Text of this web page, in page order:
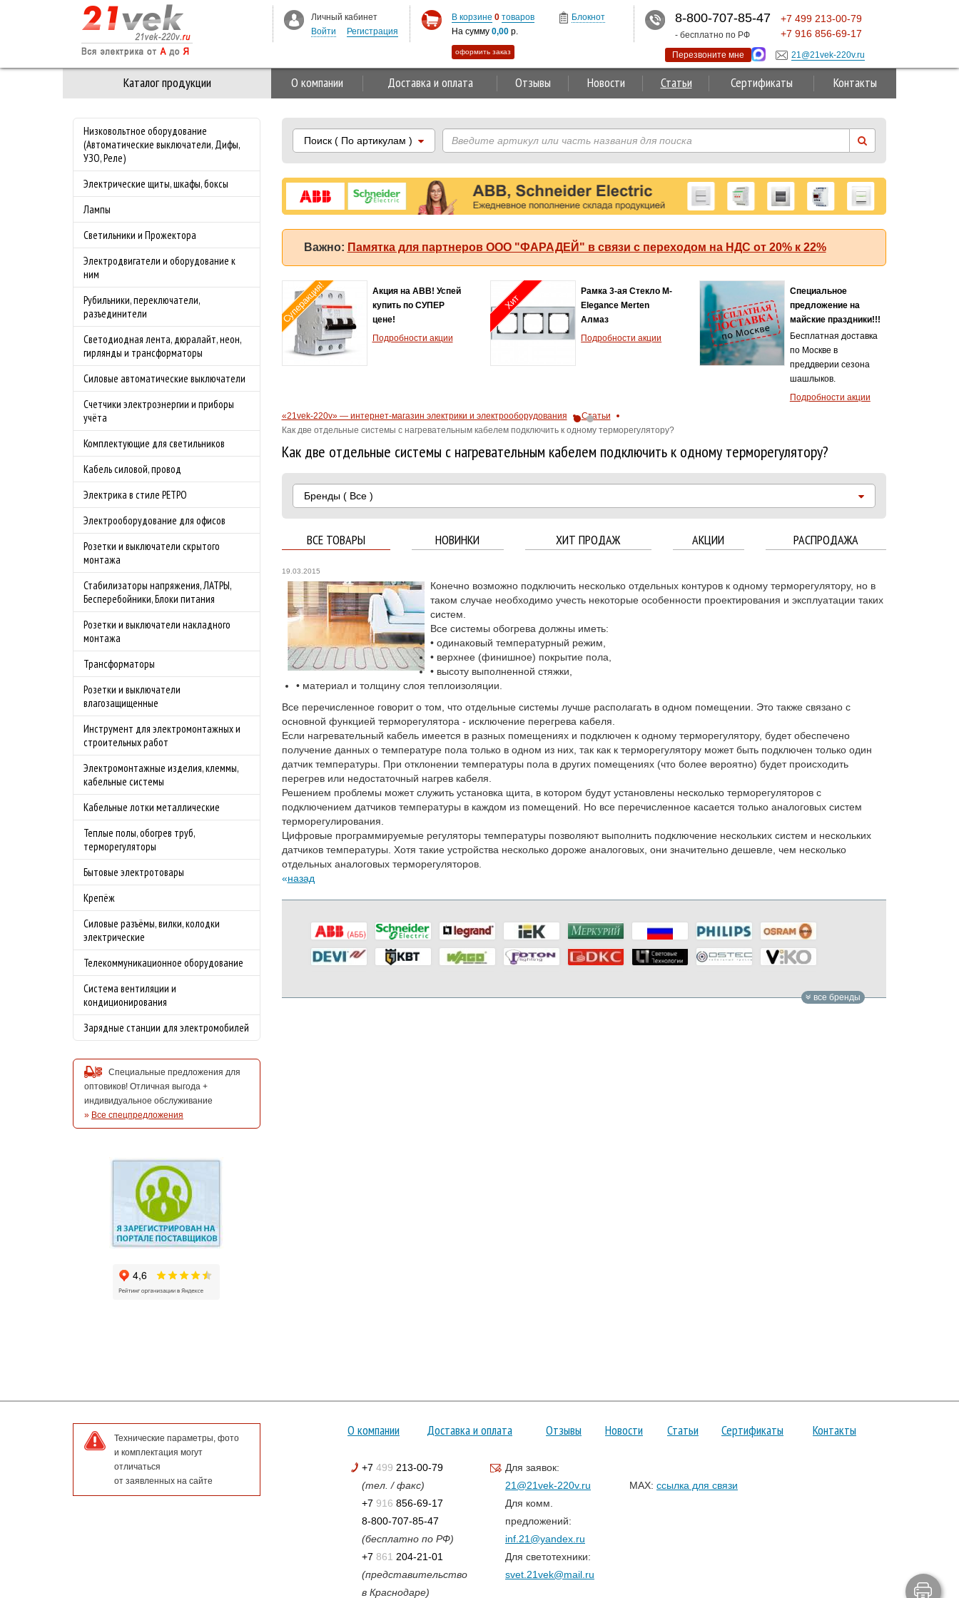
Каталог продукции О компании Доставка и оплата Отзывы Новости Статьи Сертификаты Контакты
Низковольтное оборудование
(Автоматические выключатели, Дифы,
УЗО, Реле)
Электрические щиты, шкафы, боксы
Лампы
Светильники и Прожектора
Электродвигатели и оборудование к
ним
Рубильники, переключатели,
разъединители
Светодиодная лента, дюралайт, неон,
гирлянды и трансформаторы
Силовые автоматические выключатели
Счетчики электроэнергии и приборы
учёта
Комплектующие для светильников
Кабель силовой, провод
Электрика в стиле РЕТРО
Электрооборудование для офисов
Розетки и выключатели скрытого
монтажа
Стабилизаторы напряжения, ЛАТРЫ,
Бесперебойники, Блоки питания
Розетки и выключатели накладного
монтажа
Трансформаторы
Розетки и выключатели
влагозащищенные
Инструмент для электромонтажных и
строительных работ
Электромонтажные изделия, клеммы,
кабельные системы
Кабельные лотки металлические
Теплые полы, обогрев труб,
терморегуляторы
Бытовые электротовары
Крепёж
Силовые разъёмы, вилки, колодки
электрические
Телекоммуникационное оборудование
Система вентиляции и
кондиционирования
Зарядные станции для электромобилей
Специальные предложения для
оптовиков! Отличная выгода +
индивидуальное обслуживание
» Все спецпредложения
Поиск( По артикулам )
Важно: Памятка для партнеров ООО "ФАРАДЕЙ" в связи с переходом на НДС от 20% к 22%
Суперакция!
Акция на ABB! Успей
купить по СУПЕР
цене!
Подробности акции
Хит
Рамка 3-ая Стекло M-
Elegance Merten
Алмаз
Подробности акции
Специальное
предложение на
майские праздники!!!
Бесплатная доставка
по Москве в
преддверии сезона
шашлыков.
Подробности акции
«21vek-220v» — интернет-магазин электрики и электрооборудования
Статьи
Как две отдельные системы с нагревательным кабелем подключить к одному терморегулятору?
Как две отдельные системы с нагревательным кабелем подключить к одному терморегулятору?
Бренды( Все )
ВСЕ ТОВАРЫ НОВИНКИ ХИТ ПРОДАЖ АКЦИИ РАСПРОДАЖА
19.03.2015
Конечно возможно подключить несколько отдельных контуров к одному терморегулятору, но в
таком случае необходимо учесть некоторые особенности проектирования и эксплуатации таких
систем.
Все системы обогрева должны иметь:
• одинаковый температурный режим,
• верхнее (финишное) покрытие пола,
• высоту выполненной стяжки,
• материал и толщину слоя теплоизоляции.
Все перечисленное говорит о том, что отдельные системы лучше располагать в одном помещении. Это также связано с
основной функцией терморегулятора - исключение перегрева кабеля.
Если нагревательный кабель имеется в разных помещениях и подключен к одному терморегулятору, будет обеспечено
получение данных о температуре пола только в одном из них, так как к терморегулятору может быть подключен только один
датчик температуры. При отклонении температуры пола в других помещениях (что более вероятно) будет происходить
перегрев или недостаточный нагрев кабеля.
Решением проблемы может служить установка щита, в котором будут установлены несколько терморегуляторов с
подключением датчиков температуры в каждом из помещений. Но все перечисленное касается только аналоговых систем
терморегулирования.
Цифровые программируемые регуляторы температуры позволяют выполнить подключение нескольких систем и нескольких
датчиков температуры. Хотя такие устройства несколько дороже аналоговых, они значительно дешевле, чем несколько
отдельных аналоговых терморегуляторов.
назад
все бренды
Технические параметры, фото
и комплектация могут
отличаться
от заявленных на сайте
О компании Доставка и оплата Отзывы Новости Статьи Сертификаты Контакты
+7 499 213-00-79
(тел. / факс)
+7 916 856-69-17
8-800-707-85-47
(бесплатно по РФ)
+7 861 204-21-01
(представительство
в Краснодаре)
Для заявок:
21@21vek-220v.ru
Для комм.
предложений:
inf.21@yandex.ru
Для светотехники:
svet.21vek@mail.ru
MAX: ссылка для связи
Личный кабинет
Войти
Регистрация
В корзине 0 товаров
На сумму 0,00 р.
оформить заказ
Блокнот 8-800-707-85-47
- бесплатно по РФ
+7 499 213-00-79
+7 916 856-69-17
Перезвоните мне 21@21vek-220v.ru